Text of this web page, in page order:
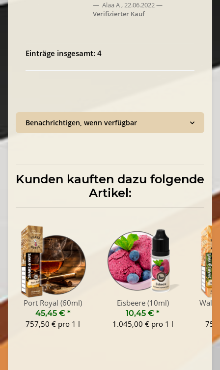
Alaa A, 22.06.2022
Verifizierter Kauf
Einträge insgesamt: 4
Benachrichtigen, wenn verfügbar
Kunden kauften dazu folgende
Artikel:
Port Royal (60ml)
45,45 € *
757,50 € pro 1 l
Eisbeere (10ml)
10,45 € *
1.045,00 € pro 1 l